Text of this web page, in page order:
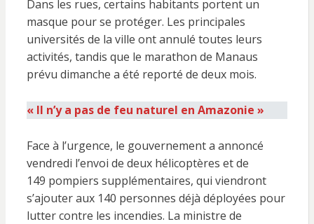
Dans les rues, certains habitants portent un
masque pour se protéger. Les principales
universités de la ville ont annulé toutes leurs
activités, tandis que le marathon de Manaus
prévu dimanche a été reporté de deux mois.
« Il n’y a pas de feu naturel en Amazonie »
Face à l’urgence, le gouvernement a annoncé
vendredi l’envoi de deux hélicoptères et de
149 pompiers supplémentaires, qui viendront
s’ajouter aux 140 personnes déjà déployées pour
lutter contre les incendies. La ministre de